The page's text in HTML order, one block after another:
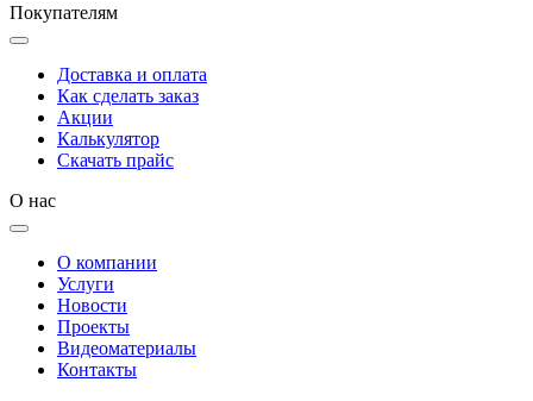
Покупателям
Доставка и оплата
Как сделать заказ
Акции
Калькулятор
Скачать прайс
О нас
О компании
Услуги
Новости
Проекты
Видеоматериалы
Контакты